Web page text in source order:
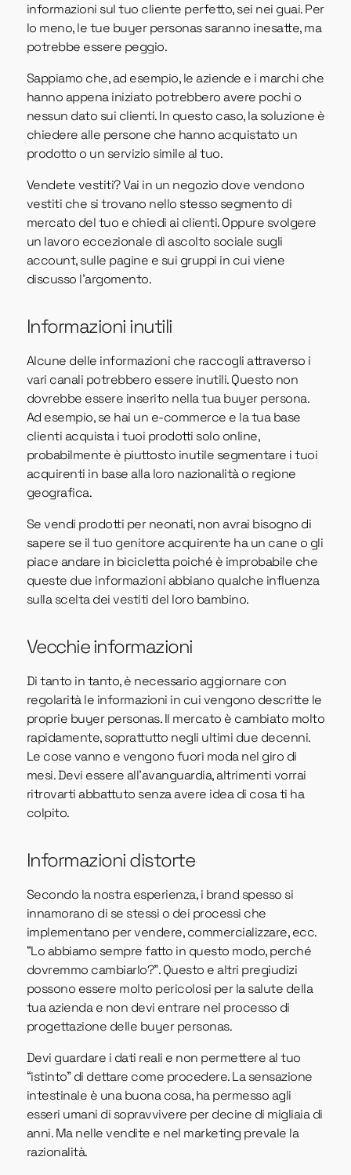
informazioni sul tuo cliente perfetto, sei nei guai. Per
lo meno, le tue buyer personas saranno inesatte, ma
potrebbe essere peggio.
Sappiamo che, ad esempio, le aziende e i marchi che
hanno appena iniziato potrebbero avere pochi o
nessun dato sui clienti. In questo caso, la soluzione è
chiedere alle persone che hanno acquistato un
prodotto o un servizio simile al tuo.
Vendete vestiti? Vai in un negozio dove vendono
vestiti che si trovano nello stesso segmento di
mercato del tuo e chiedi ai clienti. Oppure svolgere
un lavoro eccezionale di ascolto sociale sugli
account, sulle pagine e sui gruppi in cui viene
discusso l'argomento.
Informazioni inutili
Alcune delle informazioni che raccogli attraverso i
vari canali potrebbero essere inutili. Questo non
dovrebbe essere inserito nella tua buyer persona.
Ad esempio, se hai un e-commerce e la tua base
clienti acquista i tuoi prodotti solo online,
probabilmente è piuttosto inutile segmentare i tuoi
acquirenti in base alla loro nazionalità o regione
geografica.
Se vendi prodotti per neonati, non avrai bisogno di
sapere se il tuo genitore acquirente ha un cane o gli
piace andare in bicicletta poiché è improbabile che
queste due informazioni abbiano qualche influenza
sulla scelta dei vestiti del loro bambino.
Vecchie informazioni
Di tanto in tanto, è necessario aggiornare con
regolarità le informazioni in cui vengono descritte le
proprie buyer personas. Il mercato è cambiato molto
rapidamente, soprattutto negli ultimi due decenni.
Le cose vanno e vengono fuori moda nel giro di
mesi. Devi essere all'avanguardia, altrimenti vorrai
ritrovarti abbattuto senza avere idea di cosa ti ha
colpito.
Informazioni distorte
Secondo la nostra esperienza, i brand spesso si
innamorano di se stessi o dei processi che
implementano per vendere, commercializzare, ecc.
“Lo abbiamo sempre fatto in questo modo, perché
dovremmo cambiarlo?”. Questo e altri pregiudizi
possono essere molto pericolosi per la salute della
tua azienda e non devi entrare nel processo di
progettazione delle buyer personas.
Devi guardare i dati reali e non permettere al tuo
“istinto” di dettare come procedere. La sensazione
intestinale è una buona cosa, ha permesso agli
esseri umani di sopravvivere per decine di migliaia di
anni. Ma nelle vendite e nel marketing prevale la
razionalità.